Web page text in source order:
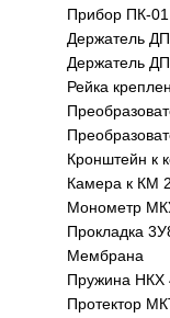
Прибор ПК-01
Держатель
Держатель
Рейка
Кронштейн к
Камера к КМ
Монометр
Прокладка
Мембрана
Пружина НКХ
Протектор